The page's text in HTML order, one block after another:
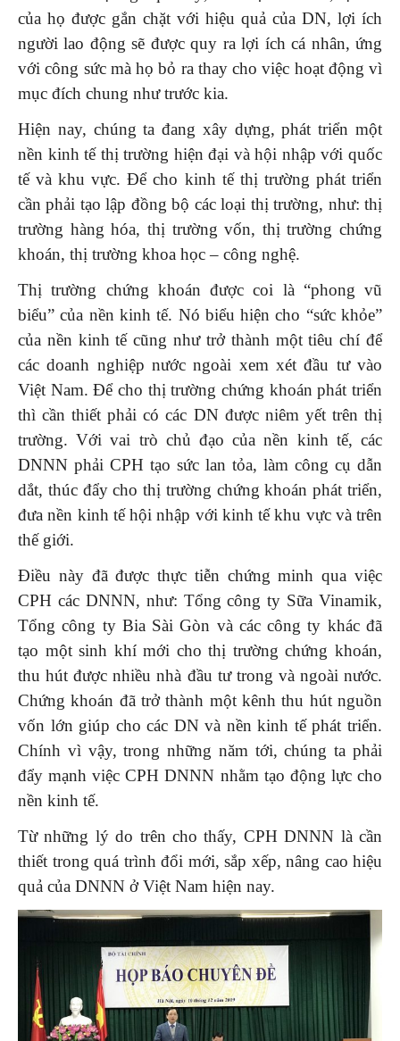
của họ được gắn chặt với hiệu quả của DN, lợi ích
người lao động sẽ được quy ra lợi ích cá nhân, ứng
với công sức mà họ bỏ ra thay cho việc hoạt động vì
mục đích chung như trước kia.
Hiện nay, chúng ta đang xây dựng, phát triển một
nền kinh tế thị trường hiện đại và hội nhập với quốc
tế và khu vực. Để cho kinh tế thị trường phát triển
cần phải tạo lập đồng bộ các loại thị trường, như: thị
trường hàng hóa, thị trường vốn, thị trường chứng
khoán, thị trường khoa học – công nghệ.
Thị trường chứng khoán được coi là “phong vũ
biểu” của nền kinh tế. Nó biểu hiện cho “sức khỏe”
của nền kinh tế cũng như trở thành một tiêu chí để
các doanh nghiệp nước ngoài xem xét đầu tư vào
Việt Nam. Để cho thị trường chứng khoán phát triển
thì cần thiết phải có các DN được niêm yết trên thị
trường. Với vai trò chủ đạo của nền kinh tế, các
DNNN phải CPH tạo sức lan tỏa, làm công cụ dẫn
dắt, thúc đẩy cho thị trường chứng khoán phát triển,
đưa nền kinh tế hội nhập với kinh tế khu vực và trên
thế giới.
Điều này đã được thực tiễn chứng minh qua việc
CPH các DNNN, như: Tổng công ty Sữa Vinamik,
Tổng công ty Bia Sài Gòn và các công ty khác đã
tạo một sinh khí mới cho thị trường chứng khoán,
thu hút được nhiều nhà đầu tư trong và ngoài nước.
Chứng khoán đã trở thành một kênh thu hút nguồn
vốn lớn giúp cho các DN và nền kinh tế phát triển.
Chính vì vậy, trong những năm tới, chúng ta phải
đẩy mạnh việc CPH DNNN nhằm tạo động lực cho
nền kinh tế.
Từ những lý do trên cho thấy, CPH DNNN là cần
thiết trong quá trình đổi mới, sắp xếp, nâng cao hiệu
quả của DNNN ở Việt Nam hiện nay.